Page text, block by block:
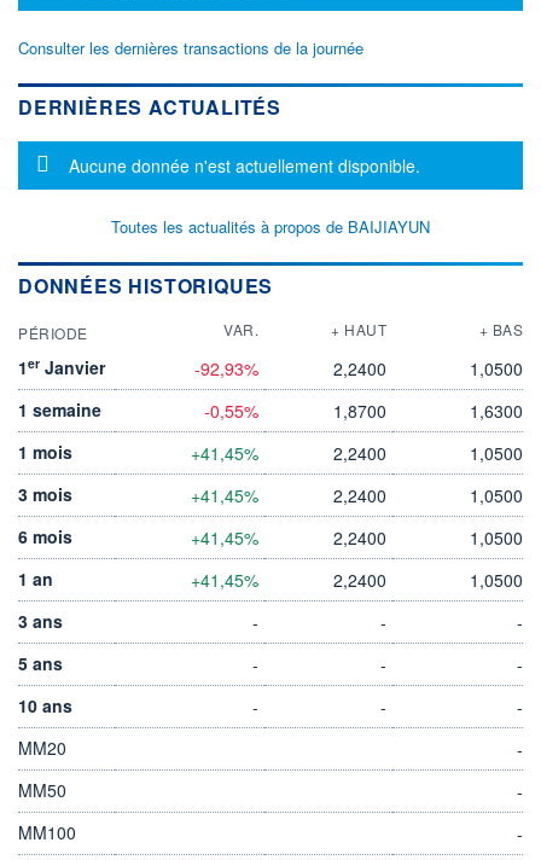
Consulter les dernières transactions de la journée
DERNIÈRES ACTUALITÉS
Message d'information
Aucune donnée n'est actuellement disponible.
Toutes les actualités à propos de BAIJIAYUN
DONNÉES HISTORIQUES
PÉRIODE VAR. + HAUT + BAS
1er Janvier -92,93% 2,2400
1,0500
1 semaine
-0,55% 1,8700
1,6300
1 mois
+41,45% 2,2400
1,0500
3 mois
+41,45% 2,2400
1,0500
6 mois
+41,45% 2,2400
1,0500
1 an
+41,45% 2,2400
1,0500
3 ans
- -
-
5 ans
- -
-
10 ans
- -
-
MM20
-
MM50
-
MM100
-